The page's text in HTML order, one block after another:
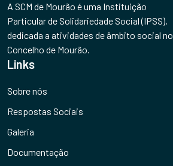
A SCM de Mourão é uma Instituição
Particular de Solidariedade Social (IPSS),
dedicada a atividades de âmbito social no
Concelho de Mourão.
Links
Sobre nós
Respostas Sociais
Galeria
Documentação